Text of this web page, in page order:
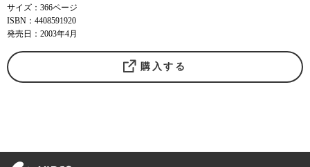
サイズ：366ページ
ISBN：4408591920
発売日：2003年4月
購入する